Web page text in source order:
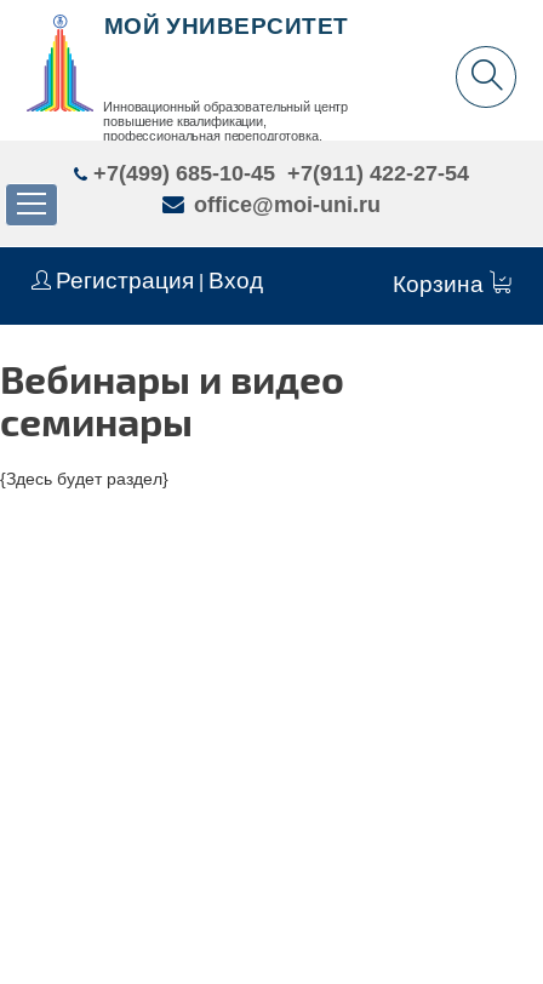
Регистрация Вход Корзина
МОЙ УНИВЕРСИТЕТ
Инновационный образовательный центр
повышение квалификации,
профессиональная переподготовка,
+7(499) 685-10-45 +7(911) 422-27-54
office@moi-uni.ru
Вебинары и видео
семинары
{Здесь будет раздел}